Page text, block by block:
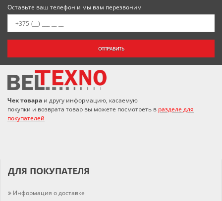
Оставьте ваш телефон и мы вам перезвоним
ОТПРАВИТЬ
Чек товара и другу информацию, касаемую
покупки и возврата товар вы можете посмотреть в разделе для
покупателей
ДЛЯ ПОКУПАТЕЛЯ
Информация о доставке